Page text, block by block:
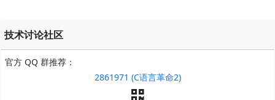
技术讨论社区
官方 QQ 群推荐：
2861971 (C语言革命2)